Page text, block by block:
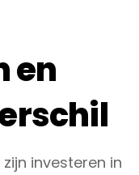
en
investeren in